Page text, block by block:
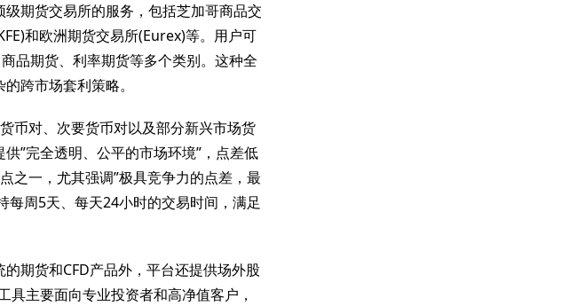
期货交易所的服务，包括芝加哥商品交
和欧洲期货交易所(Eurex)等。用户可
品期货、利率期货等多个类别。这种全
跨市场套利策略。
币对、次要货币对以及部分新兴市场货
”完全透明、公平的市场环境”，点差低
之一，尤其强调”极具竞争力的点差，最
每周5天、每天24小时的交易时间，满足
期货和CFD产品外，平台还提供场外股
具主要面向专业投资者和高净值客户，